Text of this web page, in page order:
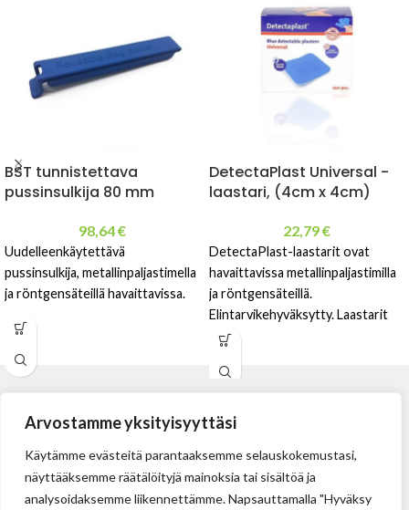
Arvostamme yksityisyyttäsi
Käytämme evästeitä parantaaksemme selauskokemustasi,
näyttääksemme räätälöityjä mainoksia tai sisältöä ja
analysoidaksemme liikennettämme. Napsauttamalla "Hyväksy
BST tunnistettava
pussinsulkija 80 mm
98,64€
Uudelleenkäytettävä
pussinsulkija, metallinpaljastimella
ja röntgensäteillä havaittavissa.
DetectaPlast Universal -
laastari, (4cm x 4cm)
22,79€
DetectaPlast-laastarit ovat
havaittavissa metallinpaljastimilla
ja röntgensäteillä.
Elintarvikehyväksytty. Laastarit
ovat lateksivapaita, ja niissä on